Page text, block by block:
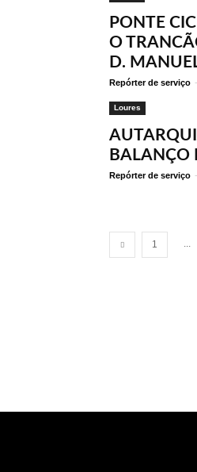
PONTE
O
D.
Repórter de serviço -
Loures
BALANÇO
Repórter de serviço -
1 ...